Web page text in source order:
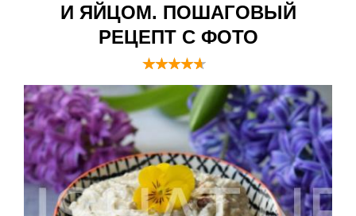
И ЯЙЦОМ. ПОШАГОВЫЙ
РЕЦЕПТ С ФОТО